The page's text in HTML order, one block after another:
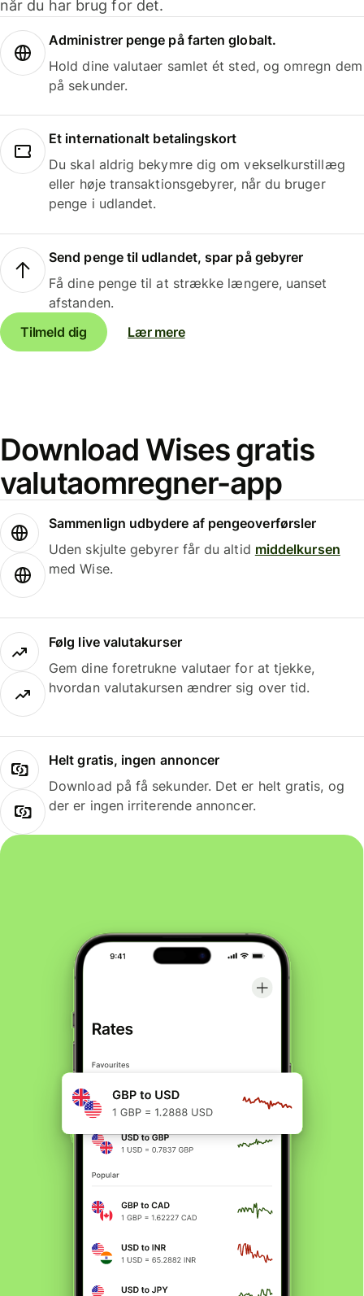
når du har brug for det.
Administrer penge på farten globalt.
Hold dine valutaer samlet ét sted, og omregn dem
på sekunder.
Et internationalt betalingskort
Du skal aldrig bekymre dig om vekselkurstillæg
eller høje transaktionsgebyrer, når du bruger
penge i udlandet.
Send penge til udlandet, spar på gebyrer
Få dine penge til at strække længere, uanset
afstanden.
Tilmeld dig
Lær mere
Download Wises gratis
valutaomregner-app
Sammenlign udbydere af pengeoverførsler
Uden skjulte gebyrer får du altid middelkursen
med Wise.
Følg live valutakurser
Gem dine foretrukne valutaer for at tjekke,
hvordan valutakursen ændrer sig over tid.
Helt gratis, ingen annoncer
Download på få sekunder. Det er helt gratis, og
der er ingen irriterende annoncer.